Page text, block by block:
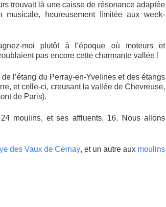
trouvait là une caisse de résonance adaptée
musicale, heureusement limitée aux week-
moi plutôt à l’époque où moteurs et
pas encore cette charmante vallée !
l’étang du Perray-en-Yvelines et des étangs
et celle-ci, creusant la vallée de Chevreuse,
de Paris).
moulins, et ses affluents, 16. Nous allons
des Vaux de Cernay, et un autre aux moulins